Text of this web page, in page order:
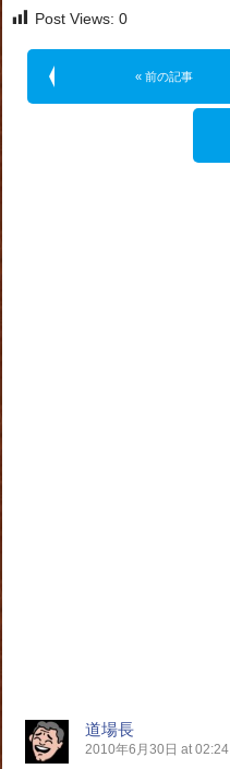
Post Views: 0
« 前の記事
道場長
2010年6月30日 at 02:24